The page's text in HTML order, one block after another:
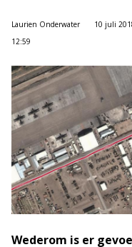
Laurien Onderwater
10 juli
12:59
Wederom is er